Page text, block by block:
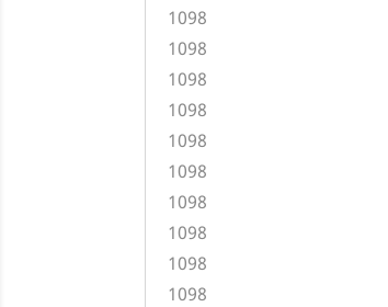
1098
1098
1098
1098
1098
1098
1098
1098
1098
1098